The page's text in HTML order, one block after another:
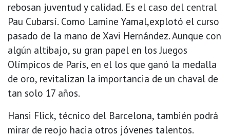
rebosan juventud y calidad. Es el caso del central
Pau Cubarsí. Como Lamine Yamal,explotó el curso
pasado de la mano de Xavi Hernández. Aunque con
algún altibajo, su gran papel en los Juegos
Olímpicos de París, en el los que ganó la medalla
de oro, revitalizan la importancia de un chaval de
tan solo 17 años.
Hansi Flick, técnico del Barcelona, también podrá
mirar de reojo hacia otros jóvenes talentos.